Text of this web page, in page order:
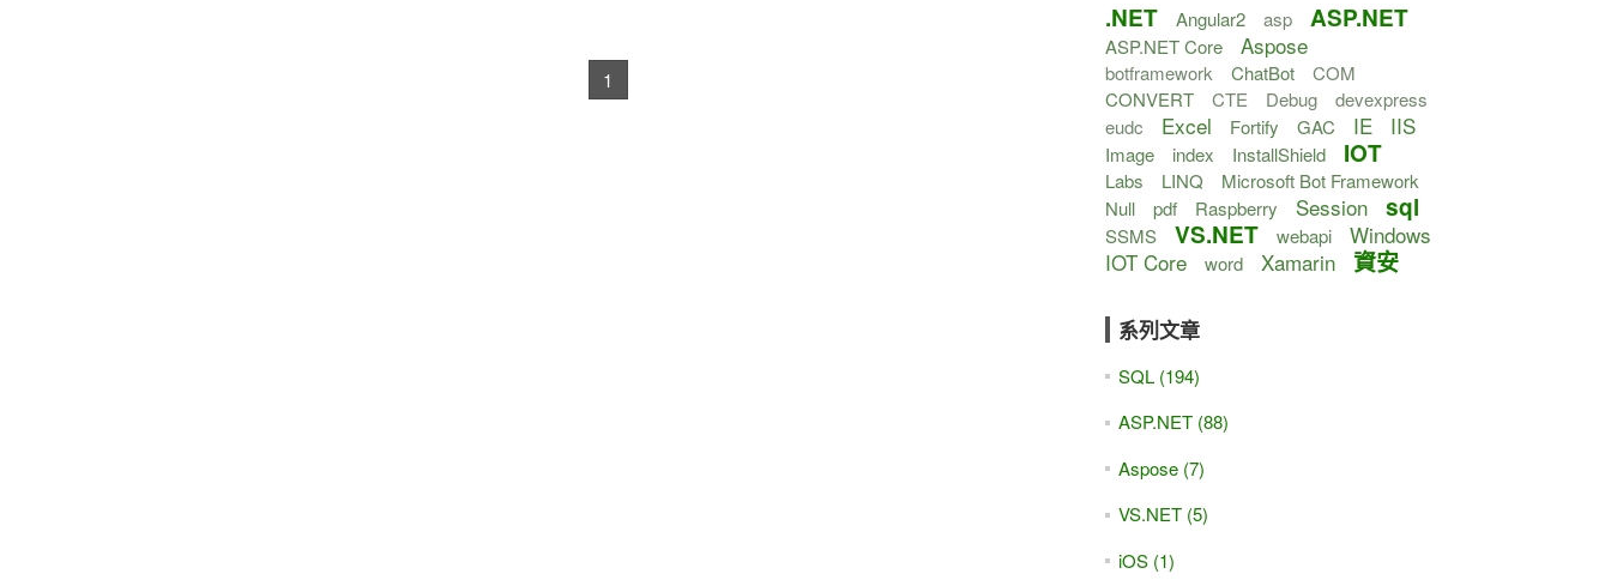
1
.NET Angular2 asp ASP.NET
ASP.NET Core Aspose
botframework ChatBot
COM
CONVERT
CTE Debug
devexpress
eudc
Excel Fortify GAC IE IIS
Image index InstallShield IOT
Labs LINQ
Microsoft Bot Framework
Null
pdf Raspberry Session sql
SSMS VS.NET webapi
Windows
IOT Core
word Xamarin 資安
系列文章
SQL (194)
ASP.NET (88)
Aspose (7)
VS.NET (5)
iOS (1)